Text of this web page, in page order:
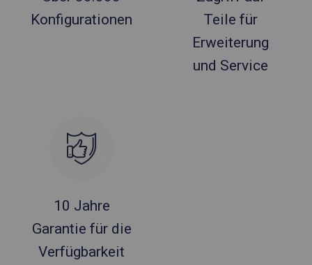
Konfigurationen
Teile für
Erweiterung
und Service
10 Jahre
Garantie für die
Verfügbarkeit